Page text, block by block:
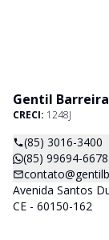
Gentil
CRECI: 1248J
(85) 3016-3400
(85) 99694-6678
Avenida Santos
CE - 60150-162